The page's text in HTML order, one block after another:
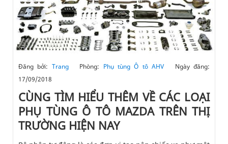
Đăng bởi: TrangPhòng: Phụ tùng Ô tô AHVNgày đăng:
17/09/2018
CÙNG TÌM HIỂU THÊM VỀ CÁC LOẠI
PHỤ TÙNG Ô TÔ MAZDA TRÊN THỊ
TRƯỜNG HIỆN NAY